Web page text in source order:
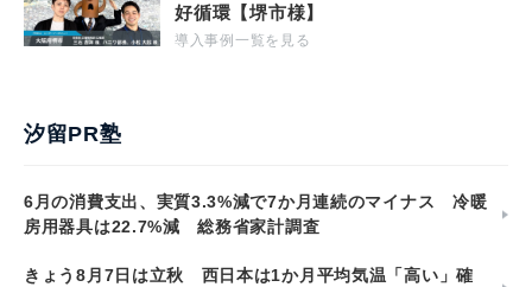
好循環【堺市様】
導入事例一覧を見る
汐留PR塾
6月の消費支出、実質3.3%減で7か月連続のマイナス 冷暖
房用器具は22.7%減 総務省家計調査
きょう8月7日は立秋 西日本は1か月平均気温「高い」確